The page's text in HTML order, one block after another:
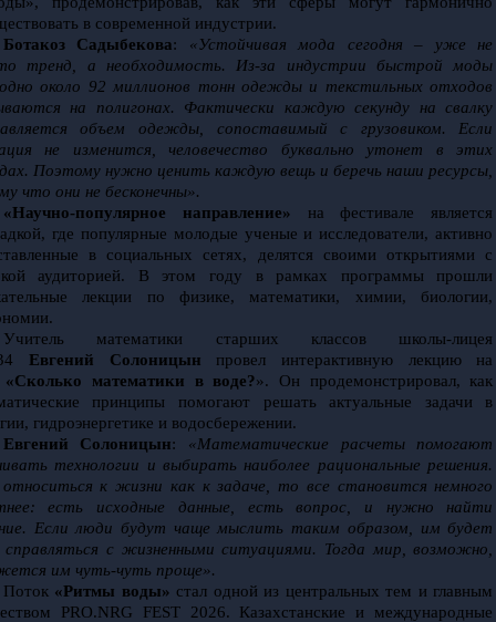
в современной индустрии.
Ботакоз Садыбекова: «Устойчивая мода сегодня – уже не
тренд, а необходимость. Из-за индустрии быстрой моды
около 92 миллионов тонн одежды и текстильных отходов
на полигонах. Фактически каждую секунду на свалку
объем одежды, сопоставимый с грузовиком. Если
не изменится, человечество буквально утонет в этих
Поэтому нужно ценить каждую вещь и беречь наши ресурсы,
что они не бесконечны».
«Научно-популярное направление» на фестивале является
где популярные молодые ученые и исследователи, активно
в социальных сетях, делятся своими открытиями с
аудиторией. В этом году в рамках программы прошли
лекции по физике, математики, химии, биологии,
Учитель математики старших классов школы-лицея
Евгений Солоницын провел интерактивную лекцию на
«Сколько математики в воде?». Он продемонстрировал, как
принципы помогают решать актуальные задачи в
гидроэнергетике и водосбережении.
Евгений Солоницын: «Математические расчеты помогают
технологии и выбирать наиболее рациональные решения.
к жизни как к задаче, то все становится немного
есть исходные данные, есть вопрос, и нужно найти
Если люди будут чаще мыслить таким образом, им будет
справляться с жизненными ситуациями. Тогда мир, возможно,
им чуть-чуть проще».
Поток «Ритмы воды» стал одной из центральных тем и главным
PRO.NRG FEST 2026. Казахстанские и международные